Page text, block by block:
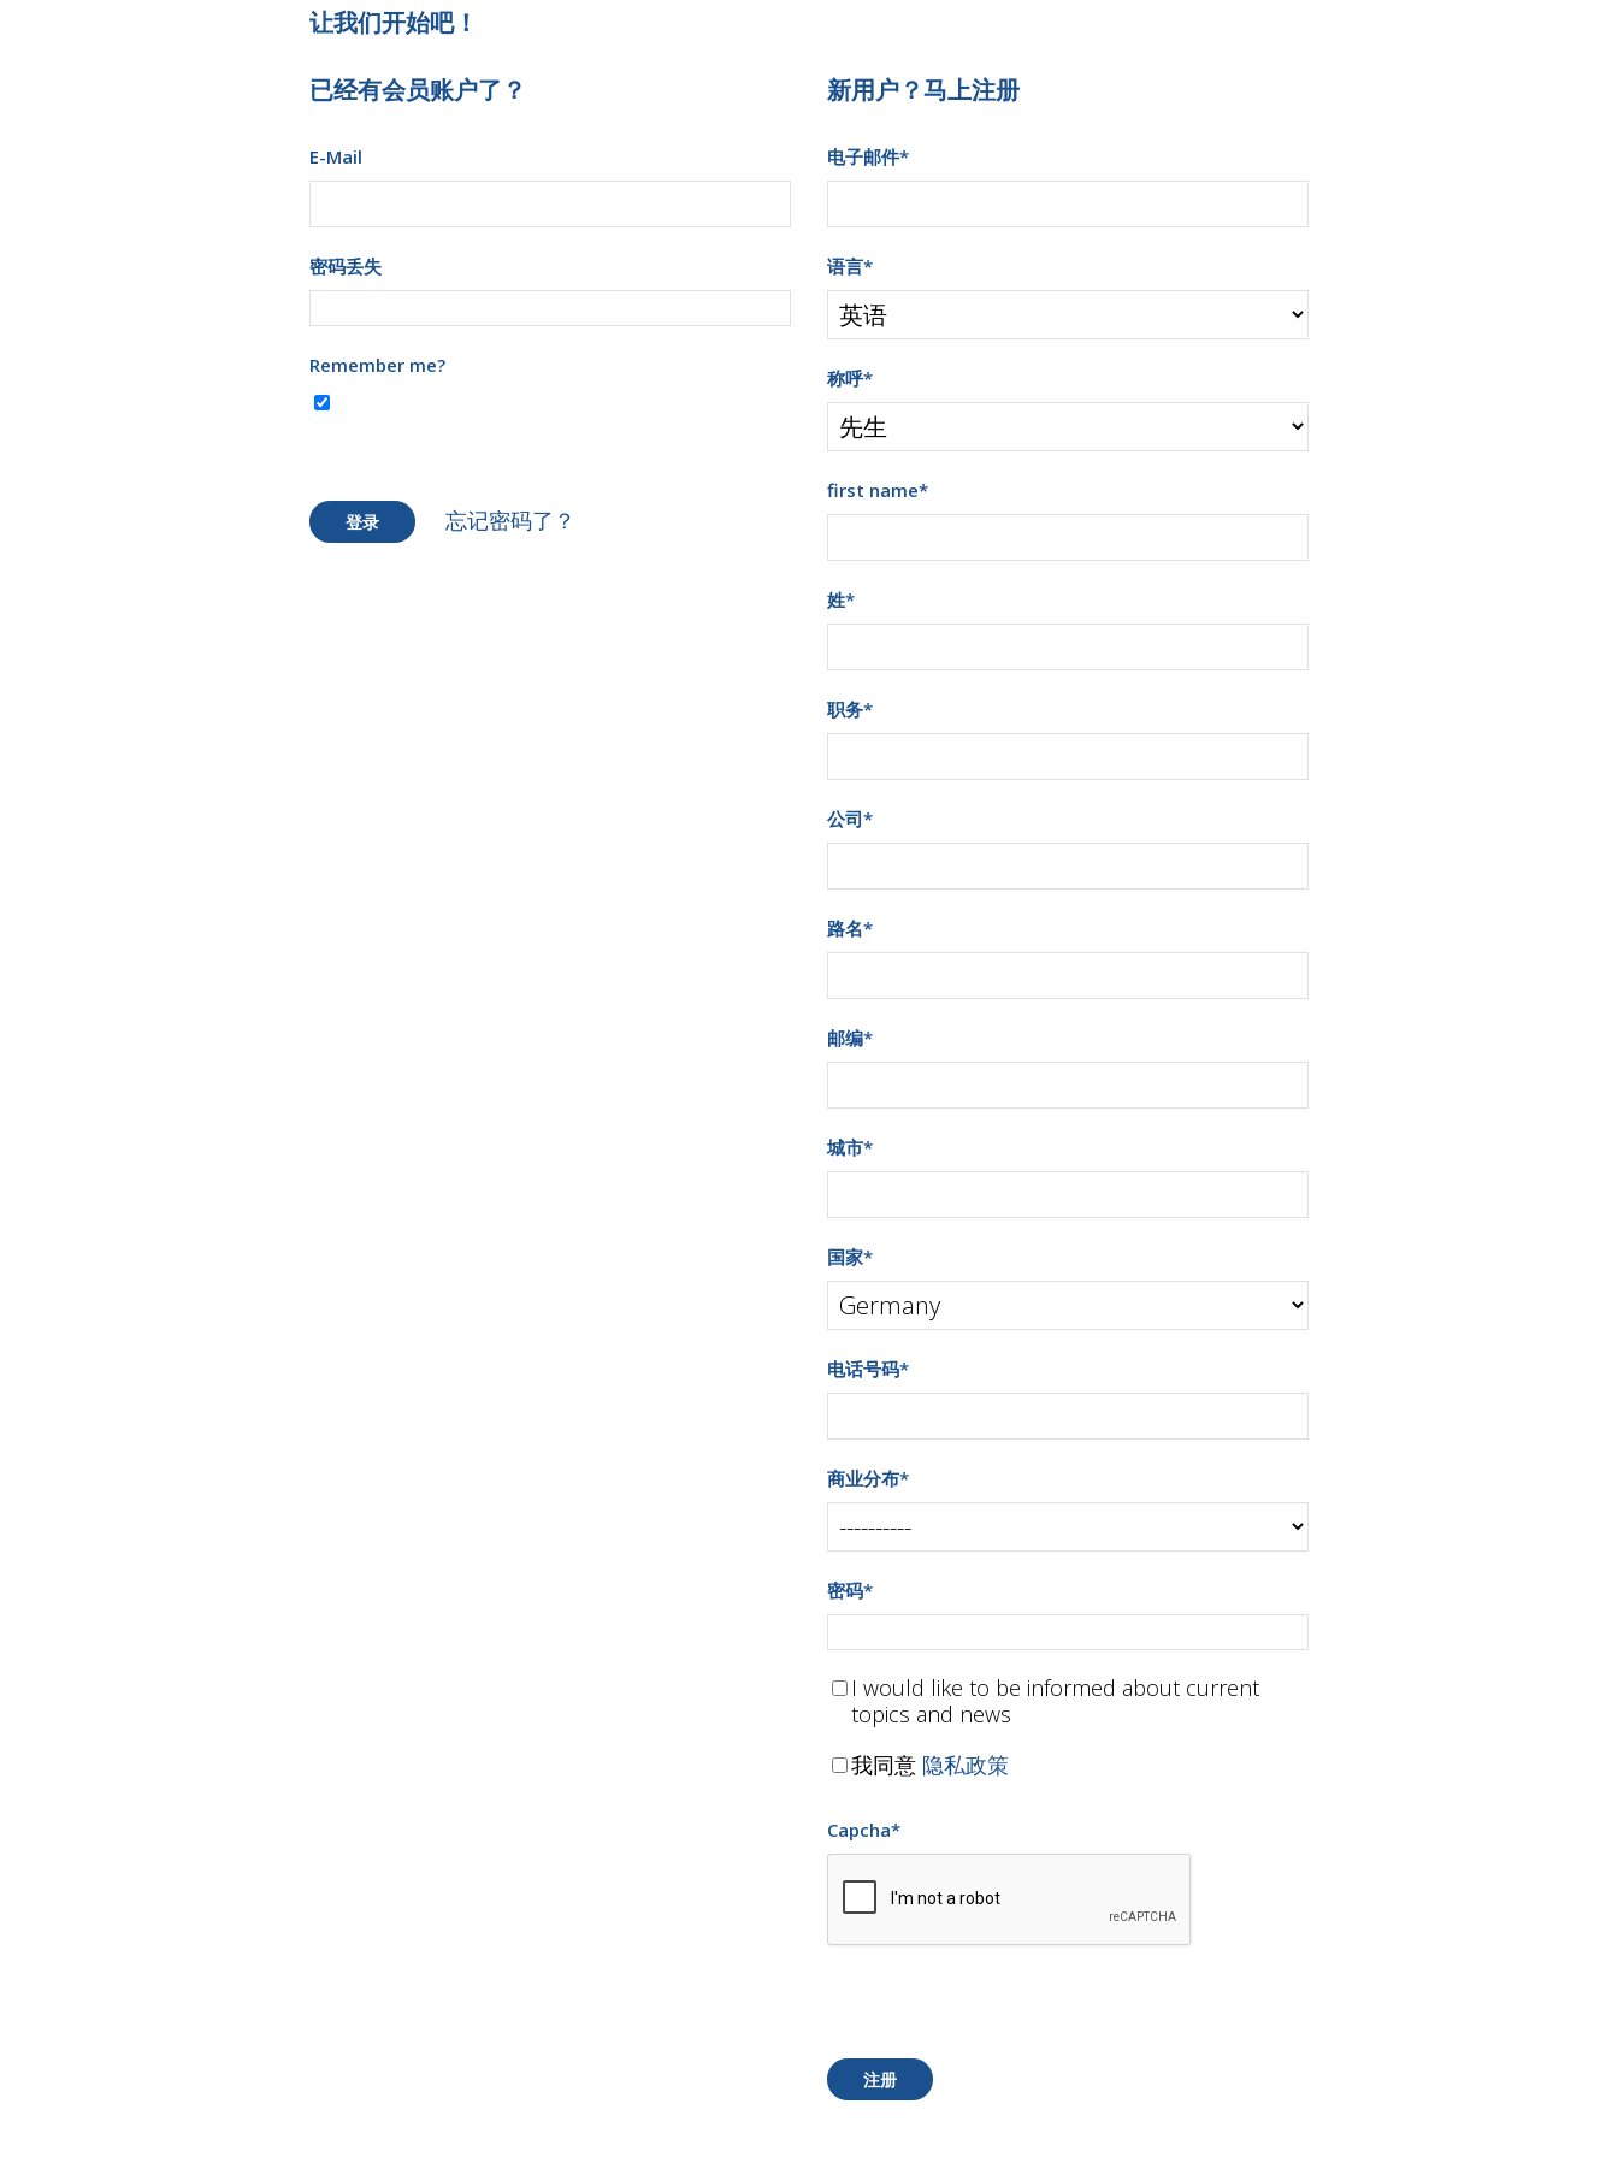
让我们开始吧！
已经有会员账户了？
E-Mail
密码丢失
Remember me?
登录 忘记密码了？
新用户？马上注册
电子邮件*
语言*
称呼*
first name*
姓*
职务*
公司*
路名*
邮编*
城市*
国家*
电话号码*
商业分布*
密码*
I would like to be informed about current
topics and news
我同意 隐私政策
Capcha*
注册